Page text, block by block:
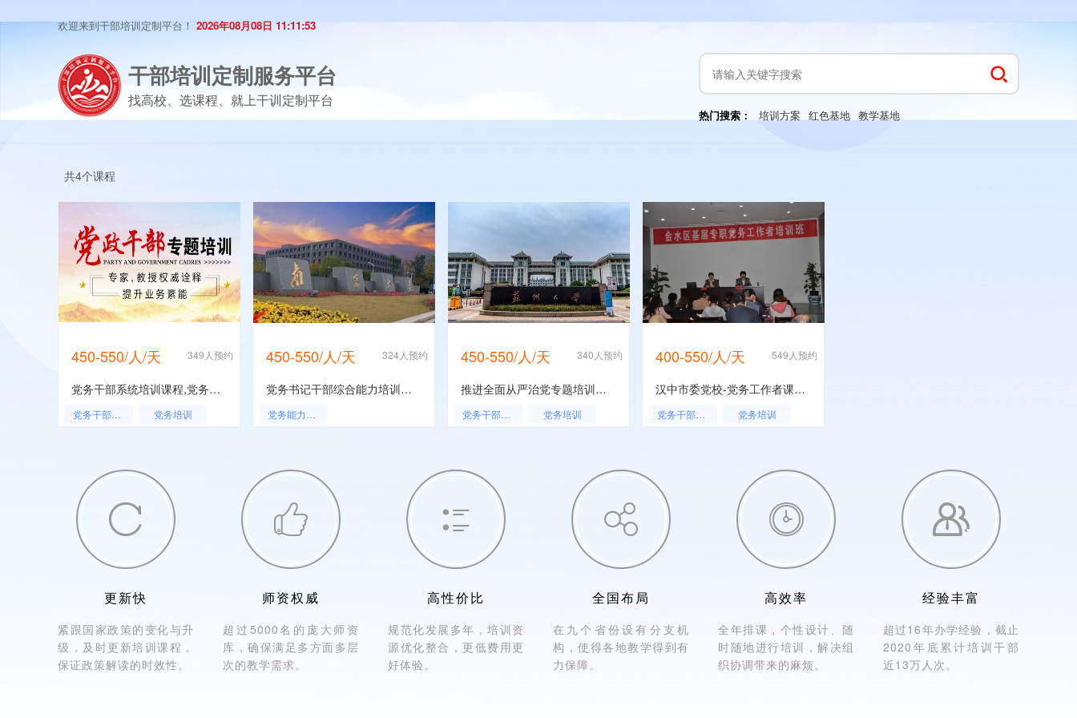
欢迎来到干部培训定制平台！ 2026年08月08日 11:11:53
干部培训定制服务平台
找高校、选课程、就上干训定制平台
热门搜索： 培训方案 红色基地 教学基地
共4个课程
450-550/人/天 349人预约
党务干部系统培训课程,党务干部系统培训,党务干部系统工作人员培训
党务干部培训
党务培训
450-550/人/天 324人预约
党务书记干部综合能力培训专题
党务能力培训
450-550/人/天 340人预约
推进全面从严治党专题培训班方案-苏州大学
党务干部培训
党务培训
400-550/人/天 549人预约
汉中市委党校-党务工作者课程专题
党务干部培训
党务培训

更新快
紧跟国家政策的变化与升
级，及时更新培训课程，
保证政策解读的时效性。

师资权威
超过5000名的庞大师资
库，确保满足多方面多层
次的教学需求。

高性价比
规范化发展多年，培训资
源优化整合，更低费用更
好体验。

全国布局
在九个省份设有分支机
构，使得各地教学得到有
力保障。

高效率
全年排课，个性设计、随
时随地进行培训，解决组
织协调带来的麻烦。

经验丰富
超过16年办学经验，截止
2020年底累计培训干部
近13万人次。